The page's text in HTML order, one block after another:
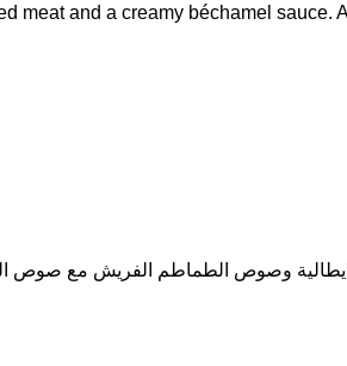
meat and a creamy béchamel sauce.
وصوص الطماطم الفريش مع صوص